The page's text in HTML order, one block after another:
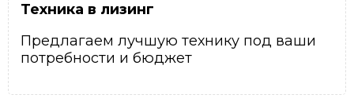
Техника в лизинг
Предлагаем лучшую технику под ваши
потребности и бюджет